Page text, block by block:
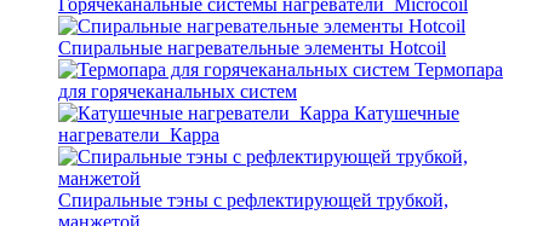
Горячеканальные системы нагреватели_Microcoil
Спиральные нагревательные элементы Hotcoil
Термопара
для горячеканальных систем
Катушечные
нагреватели_Карра
Спиральные тэны с рефлектирующей трубкой,
манжетой